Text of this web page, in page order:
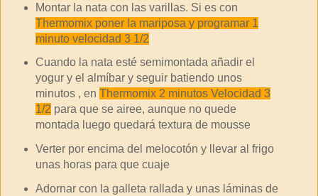
Montar la nata con las varillas. Si es con
Thermomix poner la mariposa y programar 1
minuto velocidad 3 1/2
Cuando la nata esté semimontada añadir el
yogur y el almíbar y seguir batiendo unos
minutos , en Thermomix 2 minutos Velocidad 3
1/2 para que se airee, aunque no quede
montada luego quedará textura de mousse
Verter por encima del melocotón y llevar al frigo
unas horas para que cuaje
Adornar con la galleta rallada y unas láminas de